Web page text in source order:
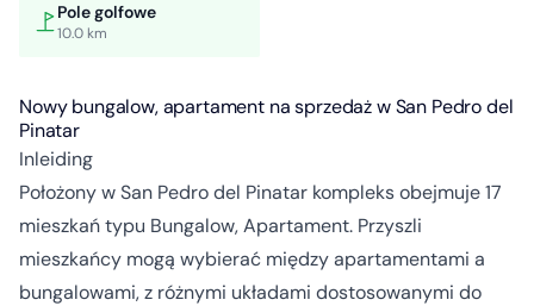
Pole golfowe
10.0 km
Nowy bungalow, apartament na sprzedaż w San Pedro del
Pinatar
Inleiding
Położony w San Pedro del Pinatar kompleks obejmuje 17
mieszkań typu Bungalow, Apartament. Przyszli
mieszkańcy mogą wybierać między apartamentami a
bungalowami, z różnymi układami dostosowanymi do